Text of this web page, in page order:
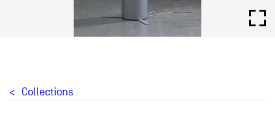
Collections